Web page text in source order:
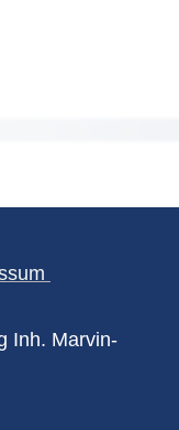
Inh. Marvin-